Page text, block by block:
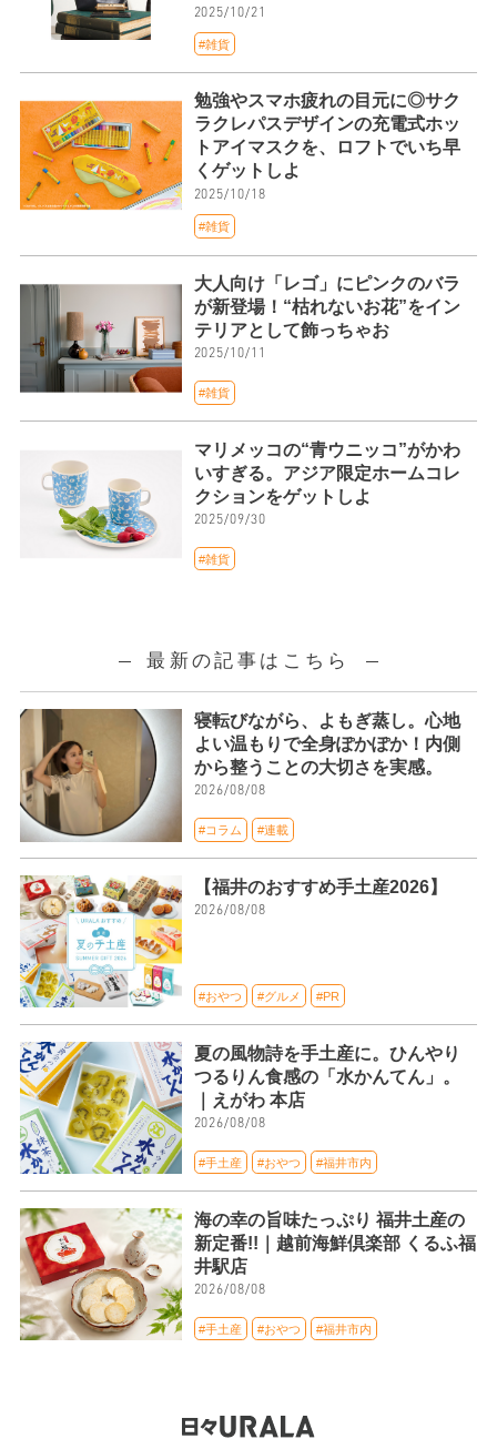
2025/10/21
#雑貨
勉強やスマホ疲れの目元に◎サク
ラクレパスデザインの充電式ホッ
トアイマスクを、ロフトでいち早
くゲットしよ
2025/10/18
#雑貨
大人向け「レゴ」にピンクのバラ
が新登場！“枯れないお花”をイン
テリアとして飾っちゃお
2025/10/11
#雑貨
マリメッコの“青ウニッコ”がかわ
いすぎる。アジア限定ホームコレ
クションをゲットしよ
2025/09/30
#雑貨
最新の記事はこちら
寝転びながら、よもぎ蒸し。心地
よい温もりで全身ぽかぽか！内側
から整うことの大切さを実感。
2026/08/08
#コラム #連載
【福井のおすすめ手土産2026】
2026/08/08
#おやつ #グルメ #PR
夏の風物詩を手土産に。ひんやり
つるりん食感の「水かんてん」。
｜えがわ 本店
2026/08/08
#手土産 #おやつ #福井市内
海の幸の旨味たっぷり 福井土産の
新定番!!｜越前海鮮倶楽部 くるふ福
井駅店
2026/08/08
#手土産 #おやつ #福井市内